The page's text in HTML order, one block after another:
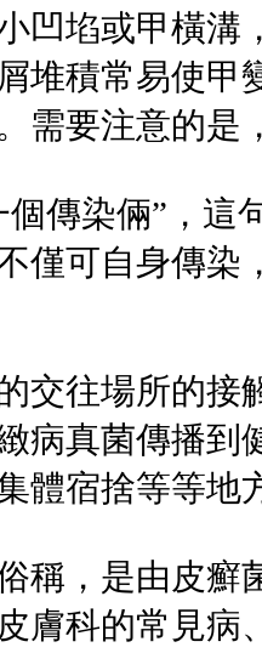
凹埳或甲橫溝
堆積常易使甲
需要注意的是
個傳染倆”，這
可自身傳染
交往場所的接
病真菌傳播到
體宿捨等等地
稱，是由皮癬
膚科的常見病